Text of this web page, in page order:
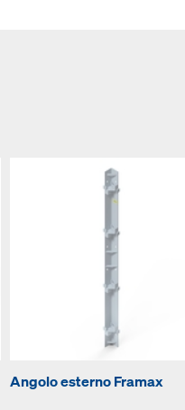
Angolo esterno Framax